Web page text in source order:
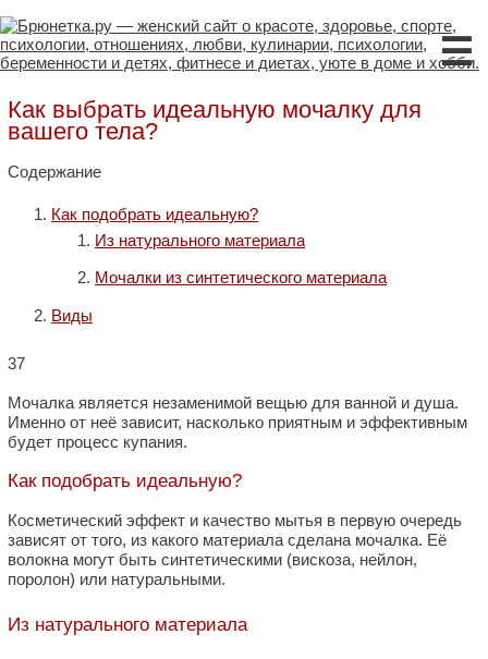
☰
Как выбрать идеальную мочалку для
вашего тела?
Содержание
Как подобрать идеальную?
Из натурального материала
Мочалки из синтетического материала
Виды
37
Мочалка является незаменимой вещью для ванной и душа.
Именно от неё зависит, насколько приятным и эффективным
будет процесс купания.
Как подобрать идеальную?
Косметический эффект и качество мытья в первую очередь
зависят от того, из какого материала сделана мочалка. Её
волокна могут быть синтетическими (вискоза, нейлон,
поролон) или натуральными.
Из натурального материала